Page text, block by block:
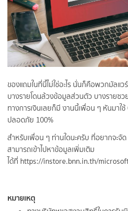
ของแถมในที่นี้ไม่ใช่อะไร นั่นก็คือพวกมัลแ
บางรายโดนล้วงข้อมูลส่วนตัว บางรายซ
ทางการเงินเลยก็มี งานนี้เพื่อน ๆ หันมาใ
ปลอดภัย 100%
สำหรับเพื่อน ๆ ท่านใดนะครับ ที่อยากจะจัด
สามารถเข้าไปหาข้อมูลเพิ่มเติม
ได้ที่ https://instore.bnn.in.th/
หมายเหตุ